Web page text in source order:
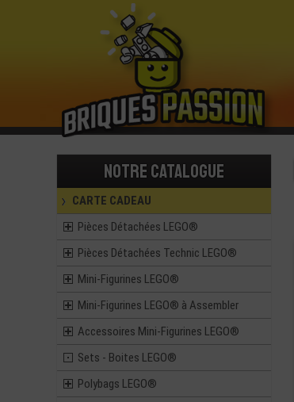
Notre catalogue
CARTE CADEAU
Pièces Détachées LEGO®
Pièces Détachées Technic LEGO®
Mini-Figurines LEGO®
Mini-Figurines LEGO® à Assembler
Accessoires Mini-Figurines LEGO®
Sets - Boites LEGO®
Polybags LEGO®